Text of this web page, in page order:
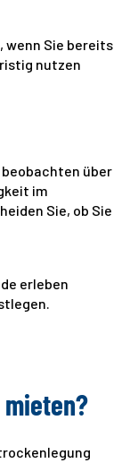
wenn Sie bereits
nutzen
beobachten über
im
Sie, ob Sie
erleben